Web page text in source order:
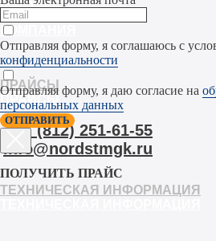
КОМПАНИЯ
КОМПАНИЯ
ПРАЙСЫ
ПРАЙСЫ
=
+7 (812) 251-61-55
info@nordstmgk.ru
ТЕХНИЧЕСКАЯ ИНФОРМАЦИЯ
Отправляя форму, я соглашаюсь с
конфиденциальности
Отправляя форму, я даю согласие на
персональных данных
ОТПРАВИТЬ
ПОЛУЧИТЬ ПРАЙС